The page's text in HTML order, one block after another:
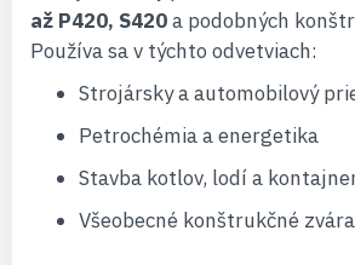
až P420, S420a podobných
Používa sa v týchto odvetviach:
Strojársky a automobilový
Petrochémia a energetika
Stavba kotlov, lodí a
Všeobecné konštrukčné